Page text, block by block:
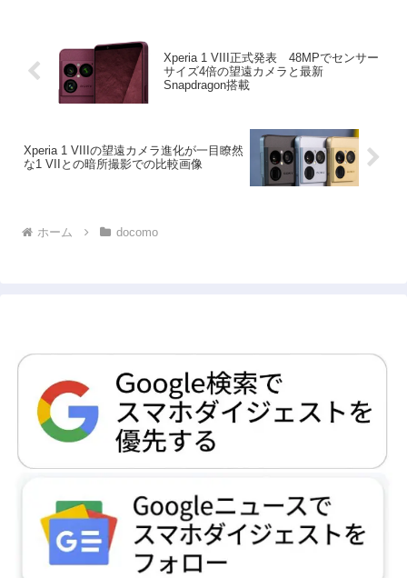
Xperia 1 VIII正式発表 48MPでセンサー
サイズ4倍の望遠カメラと最新
Snapdragon搭載
Xperia 1 VIIIの望遠カメラ進化が一目瞭然
な1 VIIとの暗所撮影での比較画像
ホーム docomo